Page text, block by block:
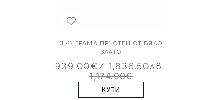
3.41 ГРАМА ПРЪСТЕН ОТ БЯЛО
ЗЛАТО
939.00€/ 1,836.50лв.
1,174.00€
КУПИ